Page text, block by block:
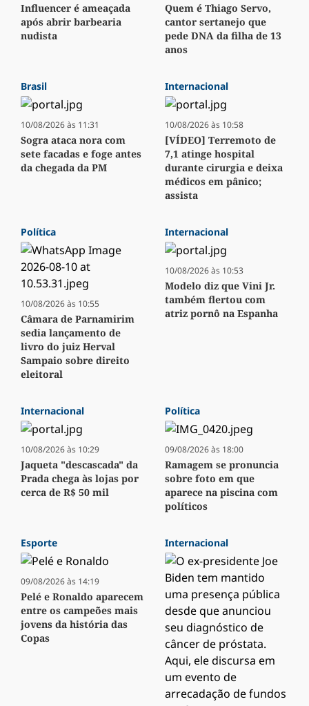
Influencer é ameaçada
após abrir barbearia
nudista
Quem é Thiago Servo,
cantor sertanejo que
pede DNA da filha de 13
anos
Brasil
10/08/2026 às 11:31
Sogra ataca nora com
sete facadas e foge antes
da chegada da PM
Internacional
10/08/2026 às 10:58
[VÍDEO] Terremoto de
7,1 atinge hospital
durante cirurgia e deixa
médicos em pânico;
assista
Política
10/08/2026 às 10:55
Câmara de Parnamirim
sedia lançamento de
livro do juiz Herval
Sampaio sobre direito
eleitoral
Internacional
10/08/2026 às 10:53
Modelo diz que Vini Jr.
também flertou com
atriz pornô na Espanha
Internacional
10/08/2026 às 10:29
Jaqueta "descascada" da
Prada chega às lojas por
cerca de R$ 50 mil
Política
09/08/2026 às 18:00
Ramagem se pronuncia
sobre foto em que
aparece na piscina com
políticos
Esporte
09/08/2026 às 14:19
Pelé e Ronaldo aparecem
entre os campeões mais
jovens da história das
Copas
Internacional